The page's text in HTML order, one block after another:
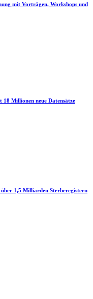
mit Vorträgen, Workshops und
Millionen neue Datensätze
1,5 Milliarden Sterberegistern